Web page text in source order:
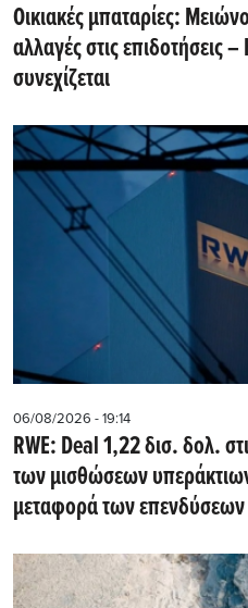
Οικιακές μπαταρίες:
αλλαγές στις επιδοτήσεις
συνεχίζεται
06/08/2026 - 19:14
RWE: Deal 1,22 δισ. δολ. στις ΗΠΑ για την ακύρωση
των μισθώσεων
μεταφορά των